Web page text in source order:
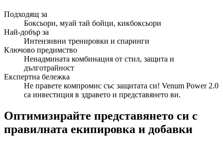
Подходящ за
Боксьори, муай тай бойци, кикбоксьори
Най-добър за
Интензивни тренировки и спаринги
Ключово предимство
Ненадмината комбинация от стил, защита и
дълготрайност
Експертна бележка
Не правете компромис със защитата си! Venum Power 2.0
са инвестиция в здравето и представянето ви.
Оптимизирайте представянето си с
правилната екипировка и добавки